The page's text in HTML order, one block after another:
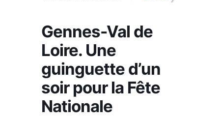
Gennes-Val de
Loire. Une
guinguette d’un
soir pour la Fête
Nationale